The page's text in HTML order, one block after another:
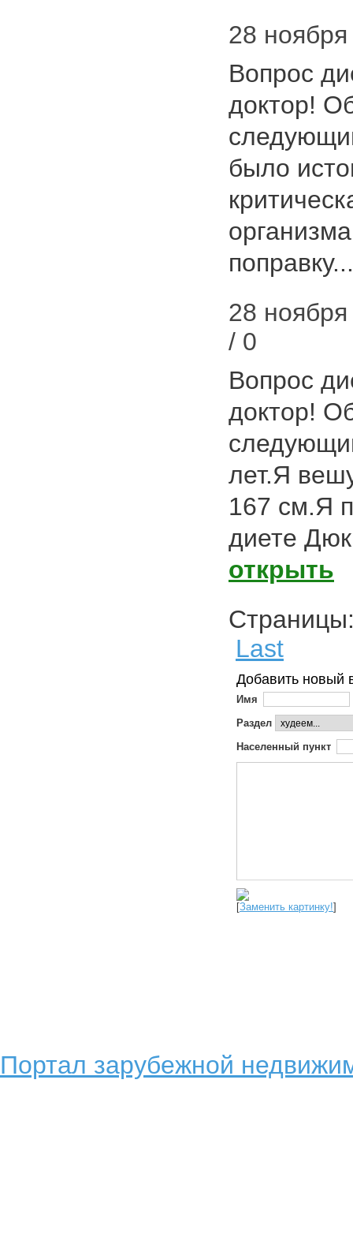
28
Вопрос
доктор!
было
28
/ 0
Вопрос
доктор!
лет.Я
167 см.Я
диете
открыть
Last
Добавить новый
Имя
Раздел
Населенный пункт
[Заменить картинку!]
Портал зарубежной